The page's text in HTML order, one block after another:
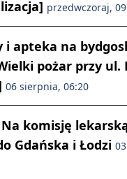
przedwczoraj,
i apteka na
pożar przy ul.
06 sierpnia, 06:20
Na komisję
Gdańska i Łodzi